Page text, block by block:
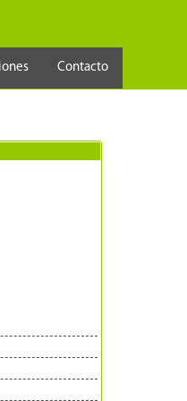
Contacto